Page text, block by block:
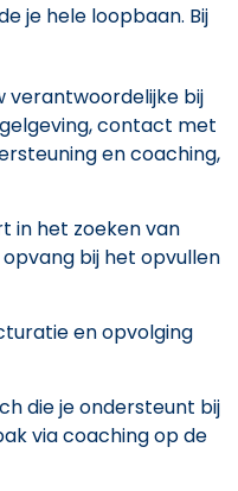
je hele loopbaan. Bij
verantwoordelijke bij
contact met
en coaching,
in het zoeken van
bij het opvullen
en opvolging
die je ondersteunt bij
via coaching op de